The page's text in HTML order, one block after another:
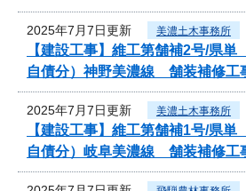
2025年7月7日更新 美濃土木事務所
【建設工事】維工第舗補2号/県
自債分）神野美濃線 舗装補修工
2025年7月7日更新 美濃土木事務所
【建設工事】維工第舗補1号/県
自債分）岐阜美濃線 舗装補修工